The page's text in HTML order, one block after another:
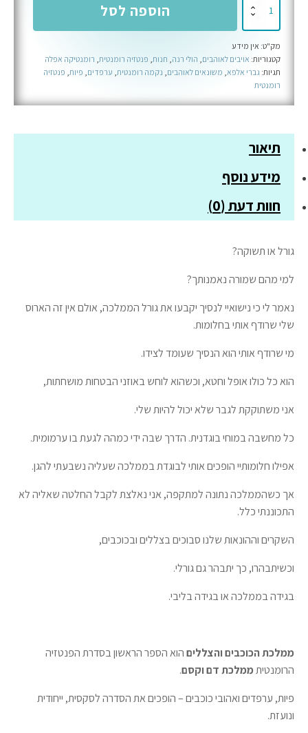
הכוכבים
והצללים
-
ספר
בטרילוגיית
ממלכת
וקסם
הוספה לסל
מק"ט: אין מידע
קטגוריות: אויבים לאוהבים הולי רנה חנות פנטזיה רומנטית רומנטיקה אפלה
תגיות: גברי אלפא משונאים לאוהבים נקמה רומנטית ערפדים פיות פנטזיה
רומנטית
תיאור
מידע נוסף
חוות דעת (0)
גורל או תשוקה?
למי מהם שמורה נאמנותך?
נאמר לי כי נישואיי לנסיך יקבעו את גורל הממלכה, אולם אין זה הארוס
שלי שרודף אותי בחלומות.
מי שרודף אותי הוא הנסיך שעומד לצידו.
הוא כל כולו אופל וחטא, וכשהוא לוחש באוזני הבטחות מושחתות,
אני משתוקקת לגבר שלא יכול להיות שלי.
כל מחשבה במוחי בוגדנית. הדרך שבה ידי כמהה לגעת בו ערמומית.
אפילו חלומותיי הופכים אותי לבוגדת בממלכה שעליה נשבעתי להגן.
אך כשהממלכה נתונה למתקפה, אני נאלצת לקבל החלטה שאליה לא
התכוננתי כלל.
השקרים וההונאות שלנו סבוכים בצללים ובכוכבים,
וכשיתבהרו, כך יתבהר גם גורלי.
בגידה בממלכה או בגידה בליבי.
ממלכת הכוכבים והצלליםהוא הספר הראשון בסדרת הפנטזיה
הרומנטיתממלכת דם וקסם.
פיות, ערפדים ואהובי כוכבים – הופכים את הסדרה לסקסית, ייחודית
ונועזת.